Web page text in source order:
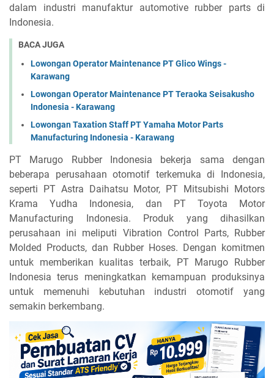
dalam industri manufaktur automotive rubber parts di
Indonesia.
BACA JUGA
Lowongan Operator Maintenance PT Glico Wings -
Karawang
Lowongan Operator Maintenance PT Teraoka Seisakusho
Indonesia - Karawang
Lowongan Taxation Staff PT Yamaha Motor Parts
Manufacturing Indonesia - Karawang
PT Marugo Rubber Indonesia bekerja sama dengan
beberapa perusahaan otomotif terkemuka di Indonesia,
seperti PT Astra Daihatsu Motor, PT Mitsubishi Motors
Krama Yudha Indonesia, dan PT Toyota Motor
Manufacturing Indonesia. Produk yang dihasilkan
perusahaan ini meliputi Vibration Control Parts, Rubber
Molded Products, dan Rubber Hoses. Dengan komitmen
untuk memberikan kualitas terbaik, PT Marugo Rubber
Indonesia terus meningkatkan kemampuan produksinya
untuk memenuhi kebutuhan industri otomotif yang
semakin berkembang.